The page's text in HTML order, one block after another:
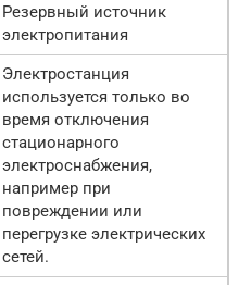
Резервный источник
электропитания
Электростанция
используется только во
время отключения
стационарного
электроснабжения,
например при
повреждении или
перегрузке электрических
сетей.